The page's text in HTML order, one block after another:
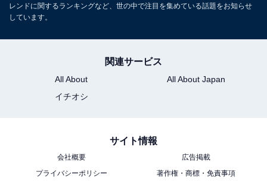
次ページ
10位までの全ランキング結果を見
レンドに関するランキングなど、世の中で注目を集めている話題をお知らせ
しています。
関連サービス
All About
All About Japan
イチオシ
サイト情報
会社概要
広告掲載
プライバシーポリシー
著作権・商標・免責事項